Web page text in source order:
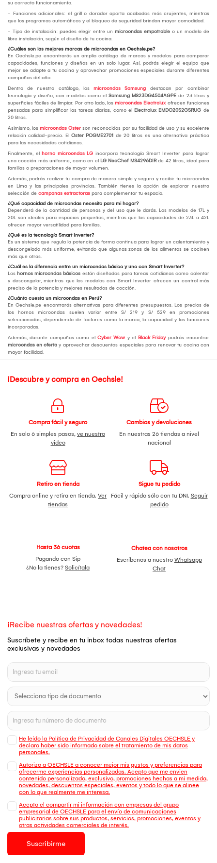
su correcto funcionamiento.
- Funciones adicionales: el grill o dorador aporta acabados más crujientes, mientras
que los programas automáticos y el bloqueo de seguridad brindan mayor comodidad.
- Tipo de instalación: puedes elegir entre un microondas empotrable o un modelo de
libre instalación, según el diseño de tu cocina.
¿Cuáles son las mejores marcas de microondas en Oechsle.pe?
En Oechsle.pe encontrarás un amplio catálogo de marcas y modelos para comparar
capacidades, funciones y diseños en un solo lugar. Así, podrás elegir el equipo que
mejor se adapte a tu cocina y aprovechar promociones especiales durante diferentes
campañas del año.
Dentro de nuestro catálogo, los microondas Samsung destacan por combinar
tecnología y diseño, con modelos como el Samsung MS23DG4504AGPE de 23 litros y
superficies fáciles de limpiar. Por otro lado, los microondas Electrolux ofrecen funciones
pensadas para simplificar las tareas diarias, como el Electrolux EMDO20S2GSRUG de
20 litros.
Asimismo, los microondas Oster son reconocidos por su facilidad de uso y su excelente
relación calidad-precio. El Oster POGME2701 de 20 litros es una alternativa práctica
para las necesidades cotidianas.
Finalmente, el horno microondas LG incorpora tecnología Smart Inverter para lograr
una cocción más uniforme, como en el LG NeoChef MS4296DIRde 42 litros, ideal para
familias o preparaciones de mayor volumen.
Además, podrás realizar tu compra de manera simple y segura y recibir tu microondas
en Lima y las principales provincias. También tienes la opción de explorar nuestra
selección de campanas extractoras para complementar tu espacio.
¿Qué capacidad de microondas necesito para mi hogar?
Dependerá de la cantidad de personas y del uso que le darás. Los modelos de 17L y
20L son ideales para espacios pequeños, mientras que las capacidades de 23L a 42L
ofrecen mayor versatilidad para familias.
¿Qué es la tecnología Smart Inverter?
Es un sistema que regula la potencia de forma continua para lograr un calentamiento y
descongelado más uniforme, evitando que algunas zonas de los alimentos se cocinen
más que otras.
¿Cuál es la diferencia entre un microondas básico y uno con Smart Inverter?
Los hornos microondas básicos están diseñados para tareas cotidianas como calentar
y descongelar, mientras que los modelos con Smart Inverter ofrecen un control más
preciso de la potencia y mejores resultados de cocción.
¿Cuánto cuesta un microondas en Perú?
En Oechsle.pe encontrarás alternativas para diferentes presupuestos. Los precios de
los hornos microondas suelen variar entre S/ 219 y S/ 529 en promociones
seleccionadas, dependiendo de factores como la marca, la capacidad y las funciones
incorporadas.
Además, durante campañas como el Cyber Wow y el Black Fridaypodrás encontrar
microondas en oferta y aprovechar descuentos especiales para renovar tu cocina con
mayor facilidad.
¡Descubre y compra en Oechsle!
Compra fácil y seguro
En solo 6 simples pasos, ve nuestro
video
Cambios y devoluciones
En nuestras 26 tiendas a nivel
nacional
Retiro en tienda
Compra online y retira en tienda. Ver
tiendas
Sigue tu pedido
Fácil y rápido sólo con tu DNI. Seguir
pedido
Hasta 36 cuotas
Pagando con Sip
¿No la tienes? Solicítala
Chatea con nosotros
Escríbenos a nuestro Whatsapp
Chat
¡Recibe nuestras ofertas y novedades!
Suscríbete y recibe en tu inbox todas nuestras ofertas
exclusivas y novedades
He leído la Política de Privacidad de Canales Digitales OECHSLE y
declaro haber sido informado sobre el tratamiento de mis datos
personales.
Autorizo a OECHSLE a conocer mejor mis gustos y preferencias para
ofrecerme experiencias personalizadas. Acepto que me envien
contenido personalizado, exclusivo, promociones hechas a mi medida,
novedades, descuentos especiales, eventos y todo lo que se alinee
con lo que realmente me interesa.
Acepto el compartir mi información con empresas del grupo
empresarial de OECHSLE para el envío de comunicaciones
publicitarias sobre sus productos, servicios, promociones, eventos y
otras actividades comerciales de interés.
Suscribirme